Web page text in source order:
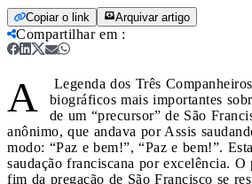
Copiar o link Arquivar artigo
Compartilhar em :
A
Legenda dos Três
biográficos mais importantes
de um “precursor” de São
anônimo, que andava por Assis
modo: “Paz e bem!”, “Paz e bem!”.
saudação franciscana por excelência.
fim da pregação de São Francisco se